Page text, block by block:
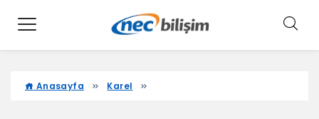
Anasayfa Karel